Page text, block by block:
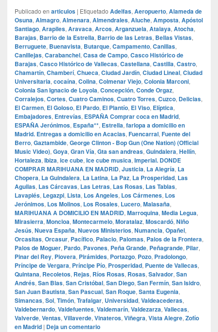
Publicado en articulos | Etiquetado Adelfas, Aeropuerto, Alameda de
Osuna, Almagro, Almenara, Almendrales, Aluche, Amposta, Apóstol
Santiago, Arapiles, Aravaca, Arcos, Arganzuela, Atalaya, Atocha,
Barajas, Barrio de la Estrella, Barrio de las Letras, Bellas Vistas,
Berruguete, Buenavista, Butarque, Campamento, Canillas,
Canillejas, Carabanchel, Casa de Campo, Casco Histórico de
Barajas, Casco Histórico de Vallecas, Castellana, Castilla, Castro,
Chamartín, Chamberí, Chueca, Ciudad Jardín, Ciudad Lineal, Ciudad
Universitaria, cocaína, Colina, Colmenar Viejo, Colonia Marconi,
Colonia San Ignacio de Loyola, Concepción, Conde Orgaz,
Corralejos, Cortes, Cuatro Caminos, Cuatro Torres, Cuzco, Delicias,
El Carmen, El Goloso, El Pardo, El Plantío, El Viso, Elíptica,
Embajadores, Entrevías, ESPAÑA Comprar coca en Madrid,
ESPAÑA Jerónimos, España**, Estrella, farlopa a domicilio en
Madrid. Entregas a domicilio en Acacias, Fuencarral, Fuente del
Berro, Gaztambide, George Clinton - Bop Gun (One Nation) (Official
Music Video), Goya, Gran Vía, Gta san andreas, Guindalera, Hellín,
Hortaleza, Ibiza, ice cube, Ice cube musica, Imperial. DONDE
COMPRAR MARIHUANA EN MADRID, Justicia, La Alegría, La
Chopera, La Guindalera, La Latina, La Paz, La Prosperidad, Las
Aguilas, Las Cárcavas, Las Letras, Las Rosas, Las Tablas,
Lavapiés, Legazpi, Lista, Los Angeles, Los Cármenes, Los
Jerónimos, Los Molinos, Los Rosales, Lucero, Malasaña,
MARIHUANA A DOMICILIO EN MADRID, Marroquina, Media Legua,
Mirasierra, Moncloa, Montecarmelo, Moratalaz, Moscardó, Niño
Jesús, Nueva España, Nuevos Ministerios, Numancia, Opañel,
Orcasitas, Orcasur, Pacífico, Palacio, Palomas, Palos de la Frontera,
Palos de Moguer, Pardo, Pavones, Peña Grande, Peñagrande, Pilar,
Pinar del Rey, Piovera, Pirámides, Portazgo, Pozo, Pradolongo,
Príncipe de Vergara, Príncipe Pío, Prosperidad, Puente de Vallecas,
Quintana, Recoletos, Rejas, Ríos Rosas, Rosas, Salvador, San
Andrés, San Blas, San Cristóbal, San Diego, San Fermín, San Isidro,
San Juan Bautista, San Pascual, San Roque, Santa Eugenia,
Simancas, Sol, Timón, Trafalgar, Universidad, Valdeacederas,
Valdebernardo, Valdefuentes, Valdemarín, Valdezarza, Vallecas,
Valverde, Ventas, Villaverde, Vinateros, Viñegra, Vista Alegre, Zofío
en Madrid | Deja un comentario